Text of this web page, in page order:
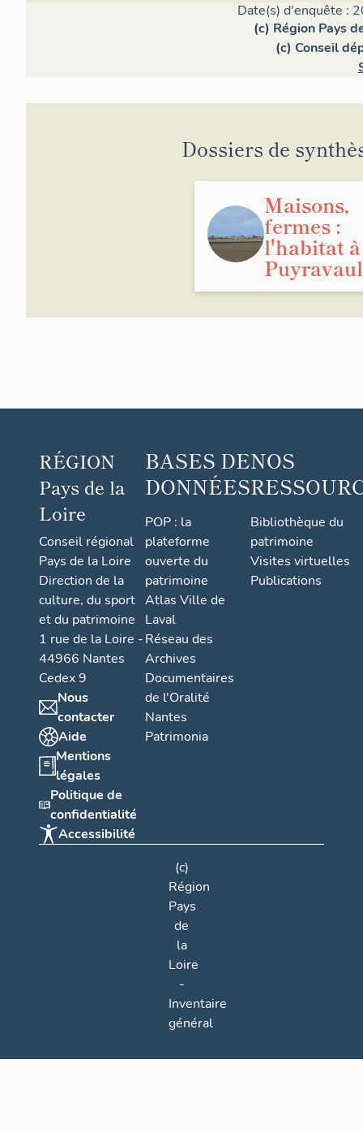
Date(s) d'enquête :
(c) Région Pays
(c) Conseil
Dossiers de
Maisons,
fermes :
l'habitat à
RÉGION
Pays de la
Loire
Conseil régional
Pays de la Loire
Direction de la
culture, du sport
et du patrimoine
1 rue de la Loire -
44966 Nantes
Cedex 9
Nous
contacter
Aide
Mentions
légales
Politique de
confidentialité
Accessibilité
BASES DE
DONNÉES
POP : la
plateforme
ouverte du
patrimoine
Atlas Ville de
Laval
Réseau des
Archives
Documentaires
de l'Oralité
Nantes
Patrimonia
NOS
Bibliothèque du
patrimoine
Visites virtuelles
Publications
(c)
Région
Pays
de
la
Loire
-
Inventaire
général